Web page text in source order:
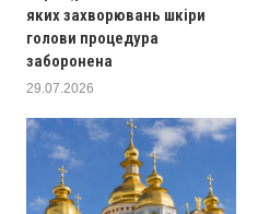
яких захворювань шкіри
голови процедура
заборонена
29.07.2026